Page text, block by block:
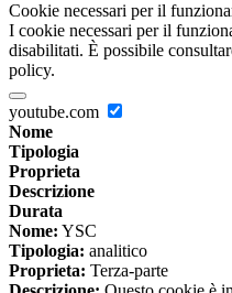
Cookie necessari per il
I cookie necessari per il
disabilitati. È possibile
policy.
youtube.com
Nome
Tipologia
Proprieta
Descrizione
Durata
Nome: YSC
Tipologia: analitico
Proprieta: Terza-parte